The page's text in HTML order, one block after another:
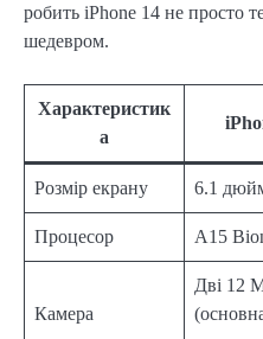
робить iPhone 14 не просто
шедевром.
Характеристик
а
Розмір екрану 6.1
Процесор A15
Камера
Дві 12